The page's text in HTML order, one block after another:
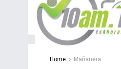
Home Mañanera